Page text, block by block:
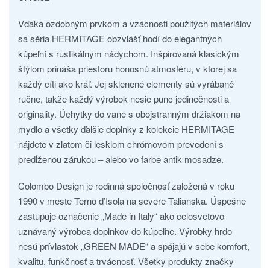
Vďaka ozdobným prvkom a vzácnosti použitých materiálov
sa séria HERMITAGE obzvlášť hodí do elegantných
kúpeľní s rustikálnym nádychom. Inšpirovaná klasickým
štýlom prináša priestoru honosnú atmosféru, v ktorej sa
každý cíti ako kráľ. Jej sklenené elementy sú vyrábané
ručne, takže každý výrobok nesie punc jedinečnosti a
originality. Úchytky do vane s obojstranným držiakom na
mydlo a všetky ďalšie doplnky z kolekcie HERMITAGE
nájdete v zlatom či lesklom chrómovom prevedení s
predĺženou zárukou – alebo vo farbe antik mosadze.
Colombo Design je rodinná spoločnosť založená v roku
1990 v meste Terno d’Isola na severe Talianska. Úspešne
zastupuje označenie „Made in Italy“ ako celosvetovo
uznávaný výrobca doplnkov do kúpeľne. Výrobky hrdo
nesú prívlastok „GREEN MADE“ a spájajú v sebe komfort,
kvalitu, funkčnosť a trvácnosť. Všetky produkty značky